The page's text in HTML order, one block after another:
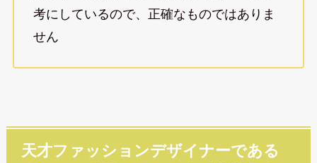
考にしているので、正確なものではありま
せん
天才ファッションデザイナーである